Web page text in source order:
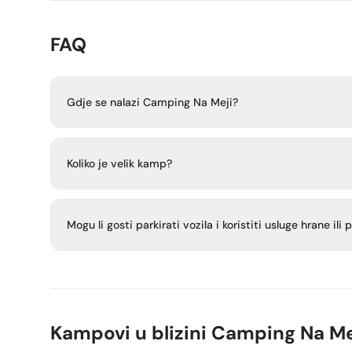
FAQ
Gdje se nalazi Camping Na Meji?
Pruža širok pogled na Pivšku krašku ravnicu i prema
Koliko je velik kamp?
osobe.
Mogu li gosti parkirati vozila i koristiti usluge hrane ili
koristiti blagovaonicu u pansionu, gdje se ujutro može
Kampovi u blizini Camping Na